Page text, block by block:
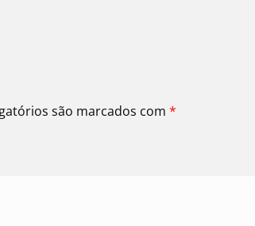
são marcados com *